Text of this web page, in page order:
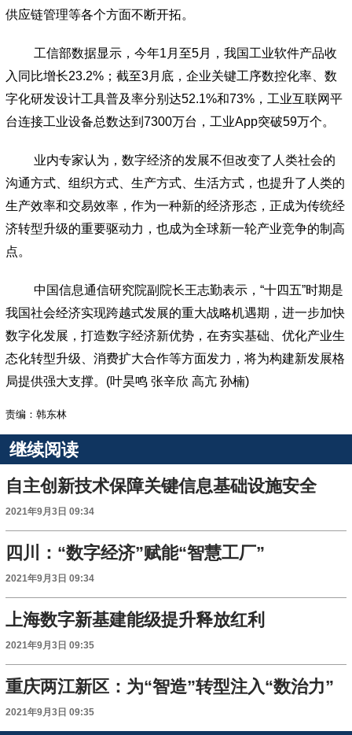
供应链管理等各个方面不断开拓。
工信部数据显示，今年1月至5月，我国工业软件产品收
入同比增长23.2%；截至3月底，企业关键工序数控化率、数
字化研发设计工具普及率分别达52.1%和73%，工业互联网平
台连接工业设备总数达到7300万台，工业App突破59万个。
业内专家认为，数字经济的发展不但改变了人类社会的
沟通方式、组织方式、生产方式、生活方式，也提升了人类的
生产效率和交易效率，作为一种新的经济形态，正成为传统经
济转型升级的重要驱动力，也成为全球新一轮产业竞争的制高
点。
中国信息通信研究院副院长王志勤表示，“十四五”时期是
我国社会经济实现跨越式发展的重大战略机遇期，进一步加快
数字化发展，打造数字经济新优势，在夯实基础、优化产业生
态化转型升级、消费扩大合作等方面发力，将为构建新发展格
局提供强大支撑。(叶昊鸣 张辛欣 高亢 孙楠)
责编：韩东林
继续阅读
自主创新技术保障关键信息基础设施安全
2021年9月3日 09:34
四川：“数字经济”赋能“智慧工厂”
2021年9月3日 09:34
上海数字新基建能级提升释放红利
2021年9月3日 09:35
重庆两江新区：为“智造”转型注入“数治力”
2021年9月3日 09:35